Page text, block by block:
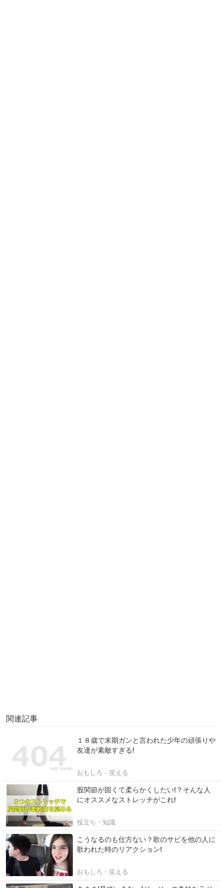
関連記事
１８歳で末期ガンと言われた少年の頑張りや
友達が素敵すぎる!
おもしろ・笑える
股関節が固くて柔らかくしたい!？そんな人
にオススメなストレッチがこれ!
役立ち・知識
こうなるのも仕方ない？歌のサビを他の人に
歌われた時のリアクション!
おもしろ・笑える